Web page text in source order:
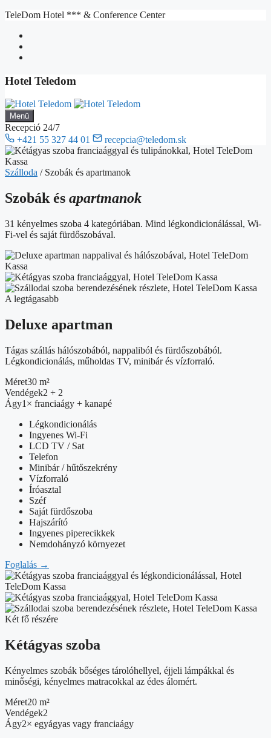
Kilépés
tartalomba
TeleDom Hotel *** & Conference Center
Hotel Teledom
Menü
Recepció 24/7
+421 55 327 44 01
recepcia@teledom.sk
Szálloda / Szobák és apartmanok
Szobák és apartmanok
31 kényelmes szoba 4 kategóriában. Mind légkondicionálással, Wi-
Fi-vel és saját fürdőszobával.
A legtágasabb
Deluxe apartman
Tágas szállás hálószobából, nappaliból és fürdőszobából.
Légkondicionálás, műholdas TV, minibár és vízforraló.
Méret30 m²
Vendégek2 + 2
Ágy1× franciaágy + kanapé
Légkondicionálás
Ingyenes Wi-Fi
LCD TV / Sat
Telefon
Minibár / hűtőszekrény
Vízforraló
Íróasztal
Széf
Saját fürdőszoba
Hajszárító
Ingyenes piperecikkek
Nemdohányzó környezet
Foglalás →
Két fő részére
Kétágyas szoba
Kényelmes szobák bőséges tárolóhellyel, éjjeli lámpákkal és
minőségi, kényelmes matracokkal az édes álomért.
Méret20 m²
Vendégek2
Ágy2× egyágyas vagy franciaágy